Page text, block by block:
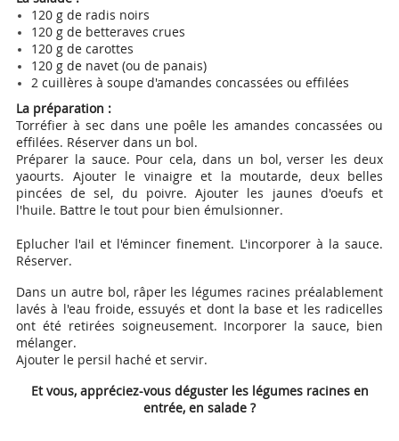
120 g de radis noirs
120 g de betteraves crues
120 g de carottes
120 g de navet (ou de panais)
2 cuillères à soupe d'amandes concassées ou effilées
La préparation :
Torréfier à sec dans une poêle les amandes concassées ou
effilées. Réserver dans un bol.
Préparer la sauce. Pour cela, dans un bol, verser les deux
yaourts. Ajouter le vinaigre et la moutarde, deux belles
pincées de sel, du poivre. Ajouter les jaunes d'oeufs et
l'huile. Battre le tout pour bien émulsionner.
Eplucher l'ail et l'émincer finement. L'incorporer à la sauce.
Réserver.
Dans un autre bol, râper les légumes racines préalablement
lavés à l'eau froide, essuyés et dont la base et les radicelles
ont été retirées soigneusement. Incorporer la sauce, bien
mélanger.
Ajouter le persil haché et servir.
Et vous, appréciez-vous déguster les légumes racines en
entrée, en salade ?